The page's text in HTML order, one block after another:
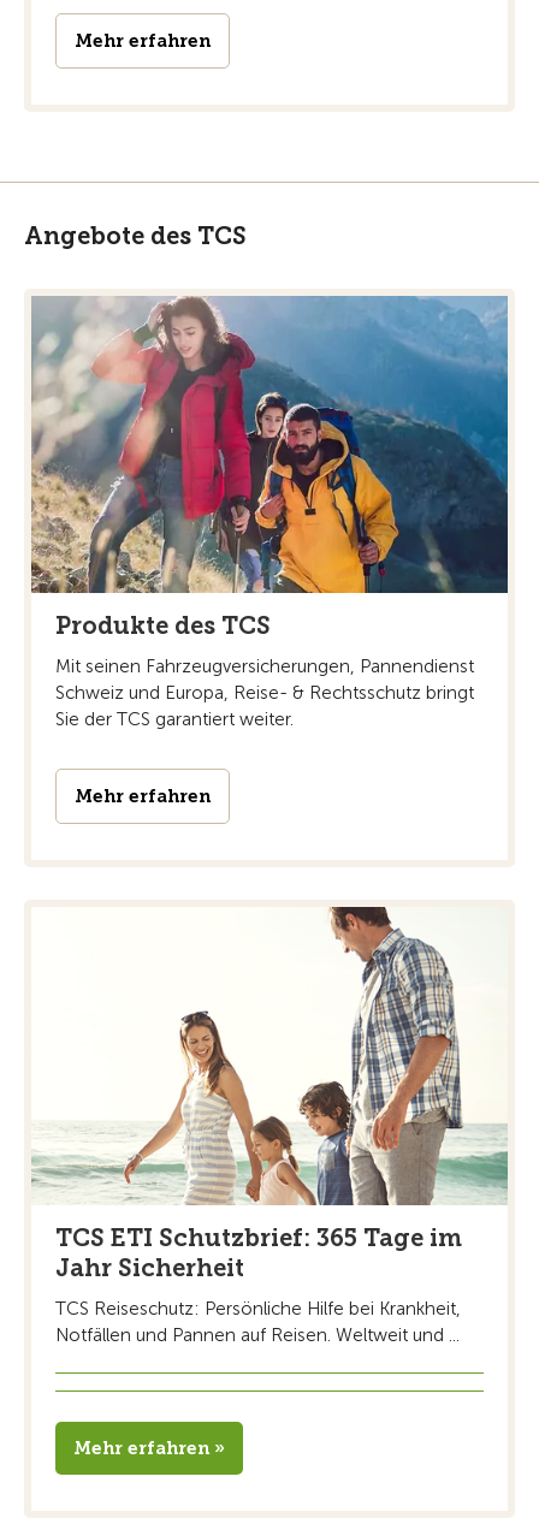
Mehr erfahren
Angebote des TCS
Produkte des TCS
Mit seinen Fahrzeugversicherungen, Pannendienst
Schweiz und Europa, Reise- & Rechtsschutz bringt
Sie der TCS garantiert weiter.
Mehr erfahren
TCS ETI Schutzbrief: 365 Tage im
Jahr Sicherheit
TCS Reiseschutz: Persönliche Hilfe bei Krankheit,
Notfällen und Pannen auf Reisen. Weltweit und ...
Mehr erfahren »